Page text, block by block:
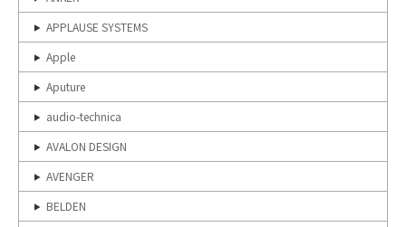
APPLAUSE SYSTEMS
Apple
Aputure
audio-technica
AVALON DESIGN
AVENGER
BELDEN